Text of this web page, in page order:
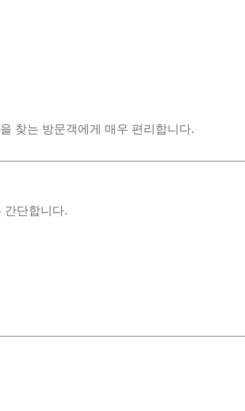
을 찾는 방문객에게 매우 편리합니다.
간단합니다.